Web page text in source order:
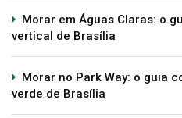
Morar em Águas Claras: o
vertical de Brasília
Morar no Park Way: o guia
verde de Brasília